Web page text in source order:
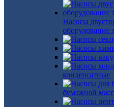
Насосы
оборудование
конденсатные
бумажной